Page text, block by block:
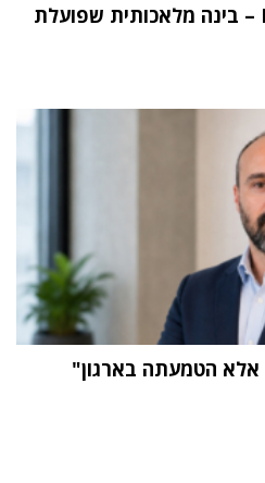
"העתיד הוא Physical AI – בינה מלאכותית שפועלת